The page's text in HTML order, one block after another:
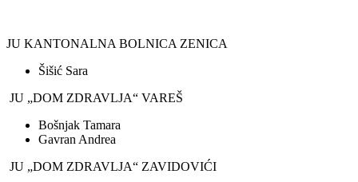
JU KANTONALNA BOLNICA ZENICA
Šišić Sara
JU „DOM ZDRAVLJA“ VAREŠ
Bošnjak Tamara
Gavran Andrea
JU „DOM ZDRAVLJA“ ZAVIDOVIĆI